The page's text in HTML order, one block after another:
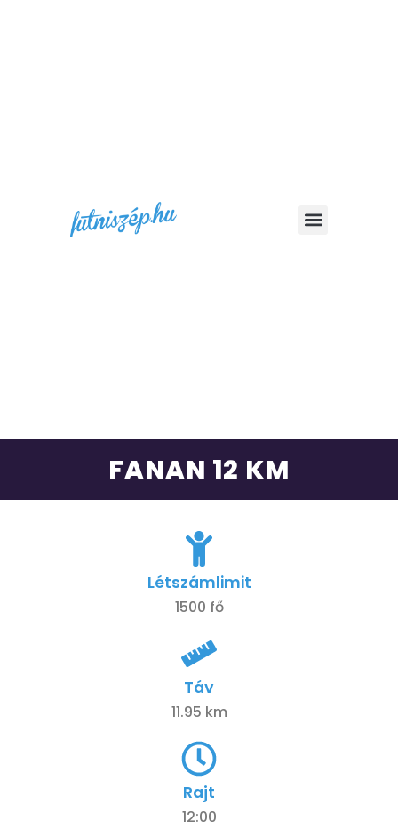
FANAN 12 KM
Létszámlimit
1500 fő
Táv
11.95 km
Rajt
12:00